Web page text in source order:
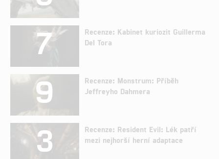
7
Recenze: Kabinet kuriozit Guillerma
Del Tora
9
Recenze: Monstrum: Příběh
Jeffreyho Dahmera
3
Recenze: Resident Evil: Lék patří
mezi nejhorší herní adaptace